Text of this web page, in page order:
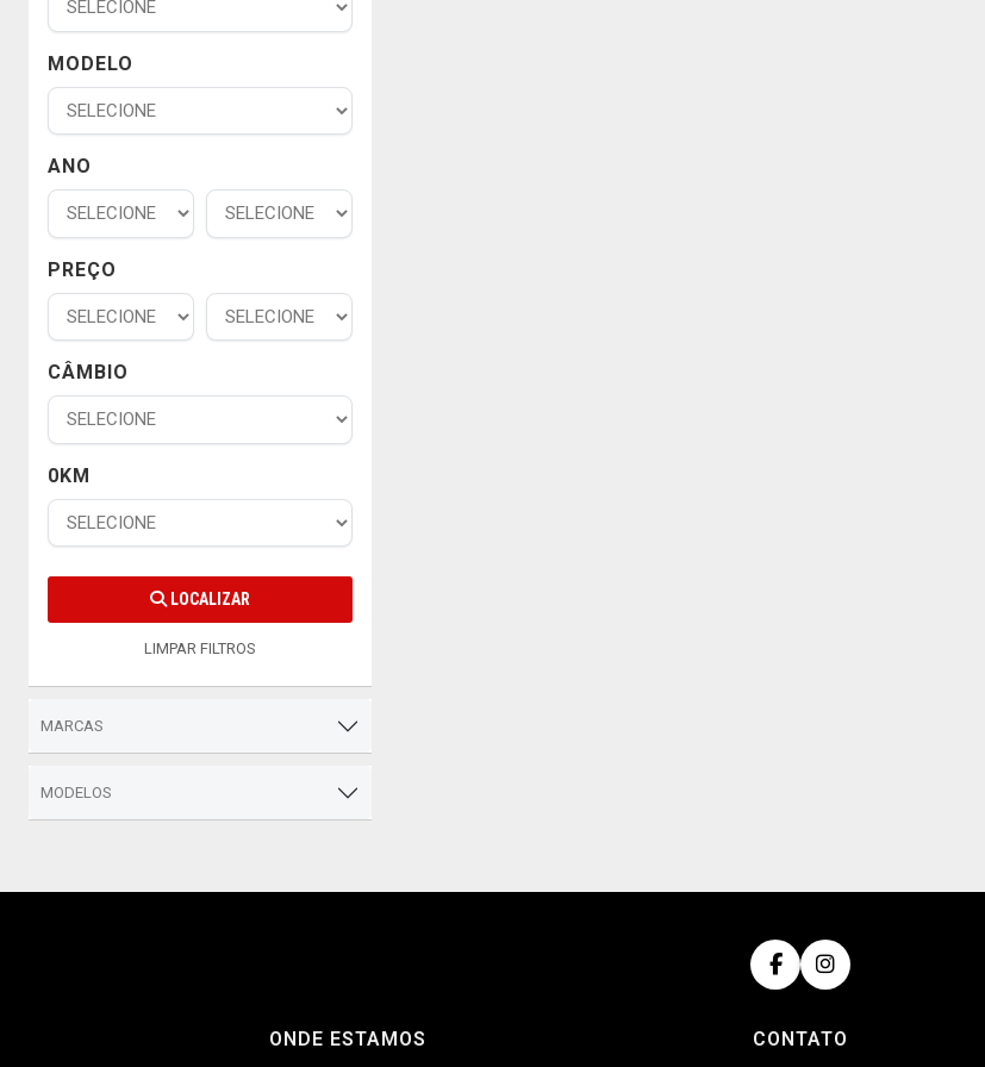
MODELO
ANO
PREÇO
CÂMBIO
0KM
LOCALIZAR
LIMPAR FILTROS
MARCAS
MODELOS
ONDE ESTAMOS CONTATO